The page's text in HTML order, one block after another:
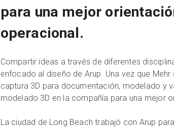
para una mejor
operacional.
Compartir ideas a través de diferentes
enfocado al diseño de Arup. Una vez que
captura 3D para documentación, modelado y
modelado 3D en la compañía para una mejor
La ciudad de Long Beach trabajó con Arup